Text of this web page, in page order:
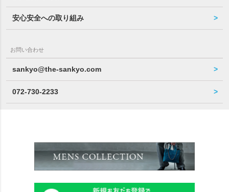
安心安全への取り組み
お問い合わせ
sankyo@the-sankyo.com
072-730-2233